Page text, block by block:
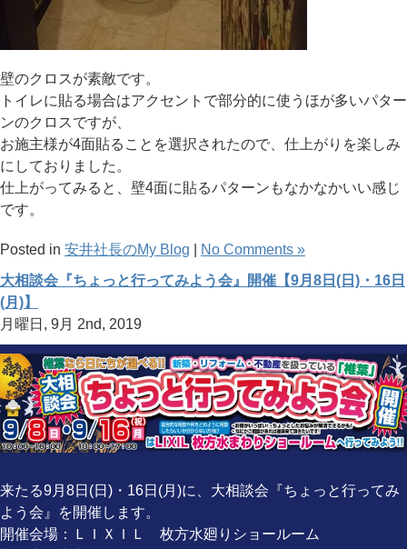
壁のクロスが素敵です。
トイレに貼る場合はアクセントで部分的に使うほが多いパター
ンのクロスですが、
お施主様が4面貼ることを選択されたので、仕上がりを楽しみ
にしておりました。
仕上がってみると、壁4面に貼るパターンもなかなかいい感じ
です。
Posted in 安井社長のMy Blog
No Comments »
大相談会『ちょっと行ってみよう会』開催【9月8日(日)・16日
(月)】
月曜日, 9月 2nd, 2019
来たる9月8日(日)・16日(月)に、大相談会『ちょっと行ってみ
よう会』を開催します。
開催会場：ＬＩＸＩＬ 枚方水廻りショールーム